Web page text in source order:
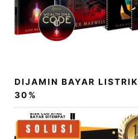
DIJAMIN BAYAR
30%